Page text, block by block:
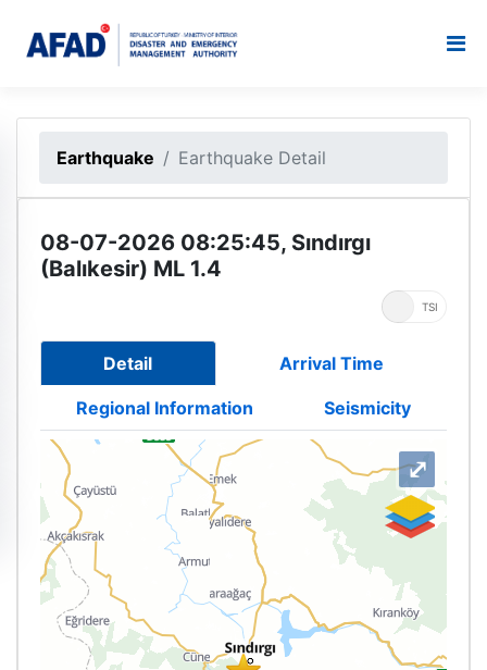
Earthquake Earthquake Detail
08-07-2026 08:25:45, Sındırgı
(Balıkesir) ML 1.4
TSI
Detail Arrival Time
Regional Information Seismicity
⤢